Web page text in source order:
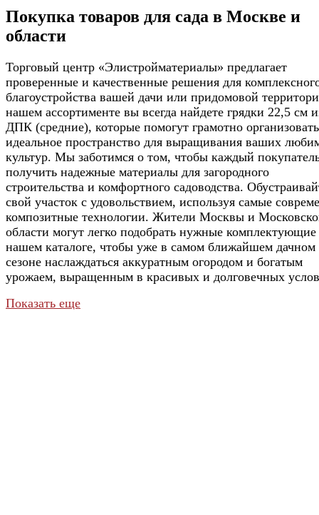
Покупка товаров для сада в Москве и
области
Торговый центр «Элистройматериалы» предлагает
проверенные и качественные решения для
благоустройства вашей дачи или придомовой
нашем ассортименте вы всегда найдете грядки 22,5 см
ДПК (средние), которые помогут грамотно организовать
идеальное пространство для выращивания ваших
культур. Мы заботимся о том, чтобы каждый
получить надежные материалы для загородного
строительства и комфортного садоводства.
свой участок с удовольствием, используя самые
композитные технологии. Жители Москвы и
области могут легко подобрать нужные комплектующие
нашем каталоге, чтобы уже в самом ближайшем дачном
сезоне наслаждаться аккуратным огородом и богатым
урожаем, выращенным в красивых и долговечных
Показать еще